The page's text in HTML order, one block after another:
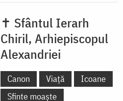
✝ Sfântul Ierarh
Chiril, Arhiepiscopul
Alexandriei
Canon Viață
Icoane
Sfinte moaște